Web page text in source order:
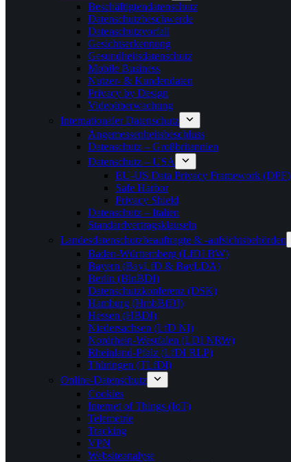
Beschäftigtendatenschutz
Datenschutzbeschwerde
Datenschutzvorfall
Gesichtserkennung
Gesundheitsdatenschutz
Mobile Business
Nutzer- & Kundendaten
Privacy by Design
Videoüberwachung
Internationaler Datenschutz
Angemessenheitsbeschluss
Datenschutz – Großbritannien
Datenschutz – USA
EU-US Data Privacy Framework (DPF)
Safe Harbor
Privacy Shield
Datenschutz – Italien
Standardvertragsklauseln
Landesdatenschutzbeauftragte & -aufsichtsbehörden
Baden-Württemberg (LfDI BW)
Bayern (BayLfD & BayLDA)
Berlin (BlnBDI)
Datenschutzkonferenz (DSK)
Hamburg (HmbBfDI)
Hessen (HBDI)
Niedersachsen (LfD NI)
Nordrhein-Westfalen (LDI NRW)
Rheinland-Pfalz (LfDI RLP)
Thüringen (TLfDI)
Online-Datenschutz
Cookies
Internet of Things (IoT)
Telemetrie
Tracking
VPN
Websiteanalyse